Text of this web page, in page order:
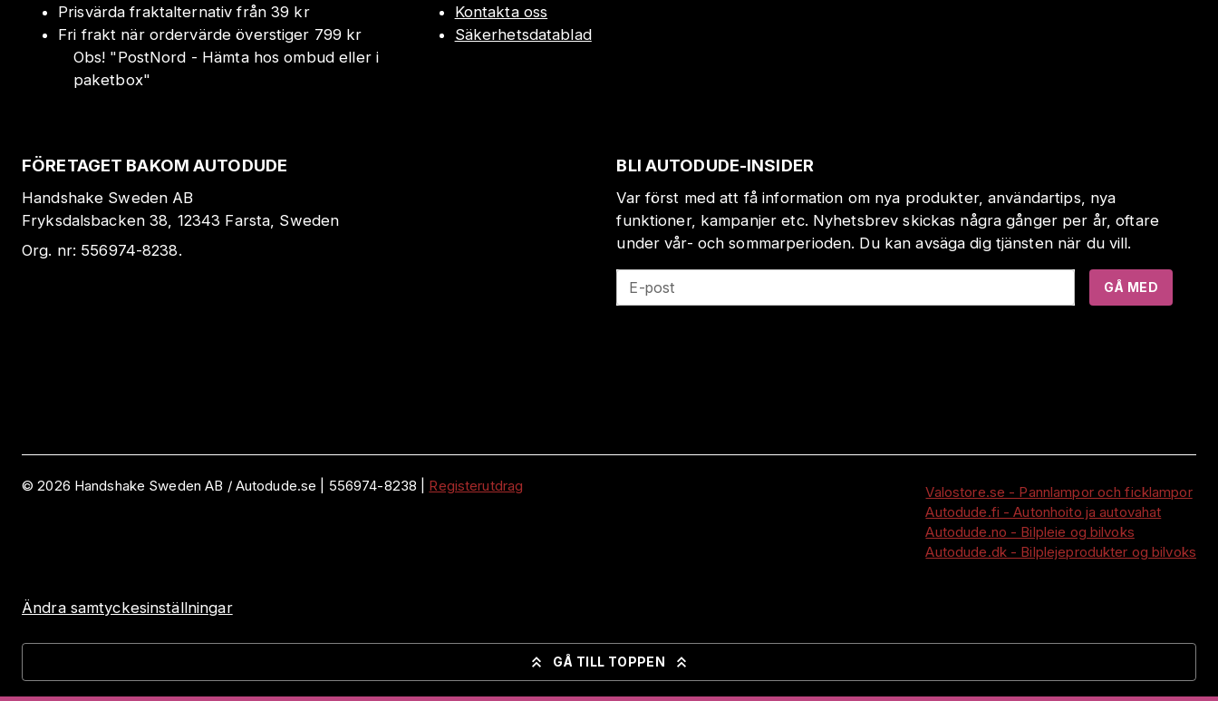
Prisvärda fraktalternativ från 39 kr
Fri frakt när ordervärde överstiger 799 kr
Obs! "PostNord - Hämta hos ombud eller i
paketbox"
Kontakta oss
Säkerhetsdatablad
FÖRETAGET BAKOM AUTODUDE
Handshake Sweden AB
Fryksdalsbacken 38, 12343 Farsta, Sweden
Org. nr: 556974-8238.
BLI AUTODUDE-INSIDER
Var först med att få information om nya produkter, användartips, nya
funktioner, kampanjer etc. Nyhetsbrev skickas några gånger per år, oftare
under vår- och sommarperioden. Du kan avsäga dig tjänsten när du vill.
E-post GÅ MED
©2026 Handshake Sweden AB / Autodude.se | 556974-8238 Registerutdrag
Valostore.se - Pannlampor och ficklampor
Autodude.fi - Autonhoito ja autovahat
Autodude.no - Bilpleie og bilvoks
Autodude.dk - Bilplejeprodukter og bilvoks
Ändra samtyckesinställningar
GÅ TILL TOPPEN